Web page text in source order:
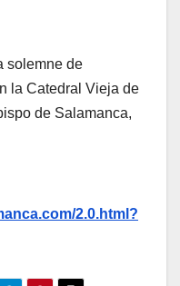
solemne de
la Catedral Vieja de
de Salamanca,
2.0.html?